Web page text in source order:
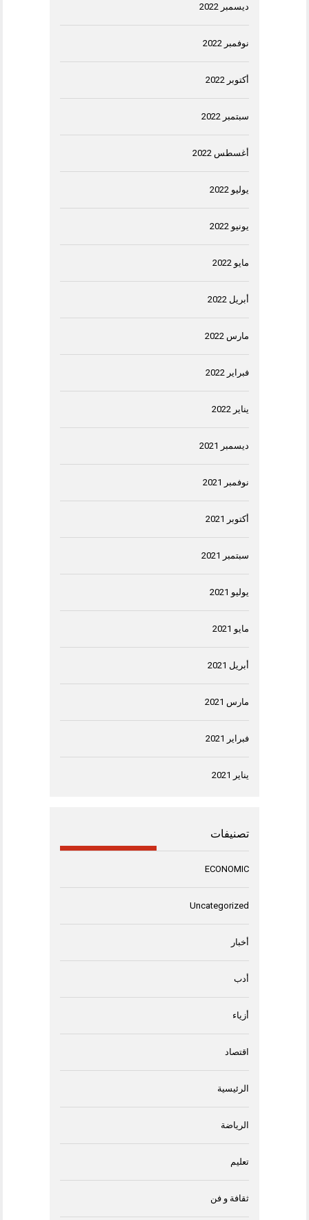
ديسمبر 2022
نوفمبر 2022
أكتوبر 2022
سبتمبر 2022
أغسطس 2022
يوليو 2022
يونيو 2022
مايو 2022
أبريل 2022
مارس 2022
فبراير 2022
يناير 2022
ديسمبر 2021
نوفمبر 2021
أكتوبر 2021
سبتمبر 2021
يوليو 2021
مايو 2021
أبريل 2021
مارس 2021
فبراير 2021
يناير 2021
تصنيفات
ECONOMIC
Uncategorized
أخبار
أدب
أزياء
اقتصاد
الرئيسية
الرياضة
تعليم
ثقافة و فن